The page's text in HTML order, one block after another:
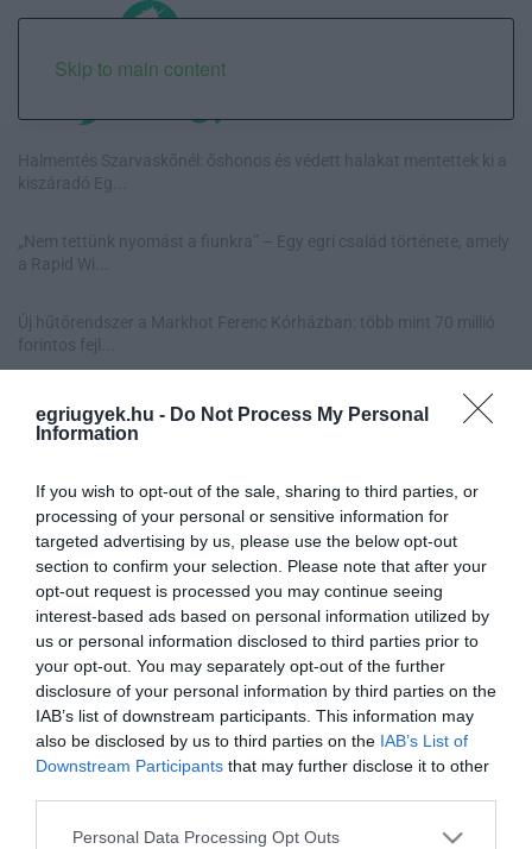
egriugyek.hu - Do Not Process My Personal
Information
If you wish to opt-out of the sale, sharing to third parties, or
processing of your personal or sensitive information for
targeted advertising by us, please use the below opt-out
section to confirm your selection. Please note that after your
opt-out request is processed you may continue seeing
interest-based ads based on personal information utilized by
us or personal information disclosed to third parties prior to
your opt-out. You may separately opt-out of the further
disclosure of your personal information by third parties on the
IAB’s list of downstream participants. This information may
also be disclosed by us to third parties on the IAB’s List of
Downstream Participants that may further disclose it to other
Please note that this website/app uses one or more Google
Personal Data Processing Opt Outs
Skip to main content
Halmentés Szarvaskőnél: őshonos és védett halakat mentettek ki a
kiszáradó Eg...
„Nem tettünk nyomást a fiunkra” – Egy egri család története, amely
a Rapid Wi...
Új hűtőrendszer a Markhot Ferenc Kórházban: több mint 70 millió
forintos fejl...
Eloltották a tüzet Dédestapolcsánynál, kilencórás küzdelem után
sikerült megf...
okoszebra
LEGYEN EGERBEN OKOSZEBRA! - SZAVAZÁS
2024. május 13 |
Annak ellenére, hogy a gyalogos balesetek száma évről évre
javuló tendenciát mutat hazánkban, a Rendőrség tavalyi adatai
szerint 2023-ban még mindig több mint 800 gyalogost ütöttek el
kijel...